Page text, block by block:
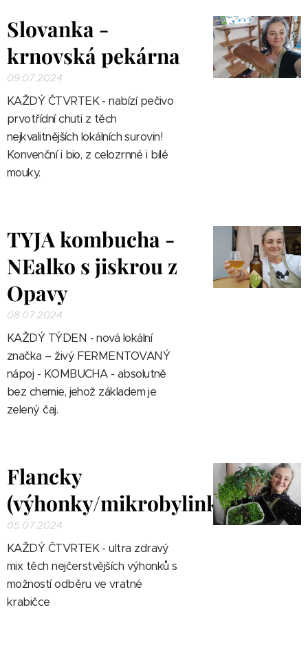
Slovanka -
krnovská pekárna
09.07.2024
KAŽDÝ ČTVRTEK -nabízí pečivo
prvotřídní chuti z těch
nejkvalitnějších lokálních surovin!
Konvenční i bio, z celozrnné i bílé
mouky.
TYJA kombucha -
NEalko s jiskrou z
Opavy
08.07.2024
KAŽDÝ TÝDEN - nová lokální
značka – živý FERMENTOVANÝ
nápoj - KOMBUCHA - absolutně
bez chemie, jehož základem je
zelený čaj.
Flancky
(výhonky/mikrobylinky)
05.07.2024
KAŽDÝ ČTVRTEK - ultra zdravý
mix těch nejčerstvějších výhonků s
možností odběru ve vratné
krabičce